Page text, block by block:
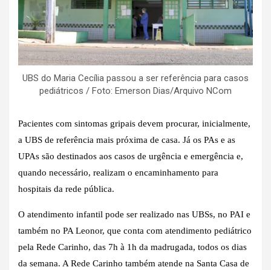
UBS do Maria Cecília passou a ser referência para casos
pediátricos / Foto: Emerson Dias/Arquivo NCom
Pacientes com sintomas gripais devem procurar, inicialmente,
a UBS de referência mais próxima de casa. Já os PAs e as
UPAs são destinados aos casos de urgência e emergência e,
quando necessário, realizam o encaminhamento para
hospitais da rede pública.
O atendimento infantil pode ser realizado nas UBSs, no PAI e
também no PA Leonor, que conta com atendimento pediátrico
pela Rede Carinho, das 7h à 1h da madrugada, todos os dias
da semana. A Rede Carinho também atende na Santa Casa de